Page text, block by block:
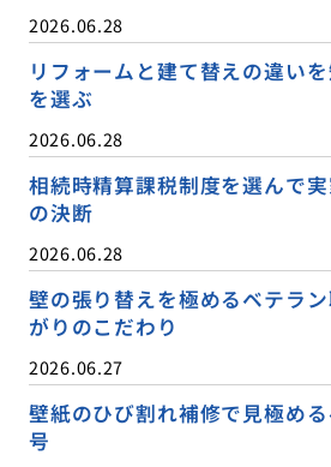
2026.06.28
リフォームと建て替えの違い
を選ぶ
2026.06.28
相続時精算課税制度を選んで
の決断
2026.06.28
壁の張り替えを極めるベテラ
がりのこだわり
2026.06.27
壁紙のひび割れ補修で見極め
号